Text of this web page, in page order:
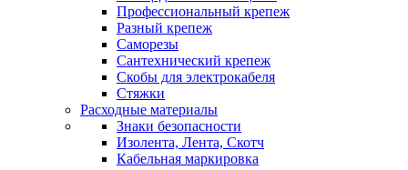
Профессиональный крепеж
Разный крепеж
Саморезы
Сантехнический крепеж
Скобы для электрокабеля
Стяжки
Расходные материалы
Знаки безопасности
Изолента, Лента, Скотч
Кабельная маркировка